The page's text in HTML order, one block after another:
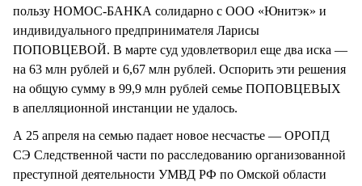
пользу НОМОС-БАНКА солидарно с ООО «Юнитэк» и
индивидуального предпринимателя Ларисы
ПОПОВЦЕВОЙ. В марте суд удовлетворил еще два иска —
на 63 млн рублей и 6,67 млн рублей. Оспорить эти решения
на общую сумму в 99,9 млн рублей семье ПОПОВЦЕВЫХ
в апелляционной инстанции не удалось.
А 25 апреля на семью падает новое несчастье — ОРОПД
СЭ Следственной части по расследованию организованной
преступной деятельности УМВД РФ по Омской области